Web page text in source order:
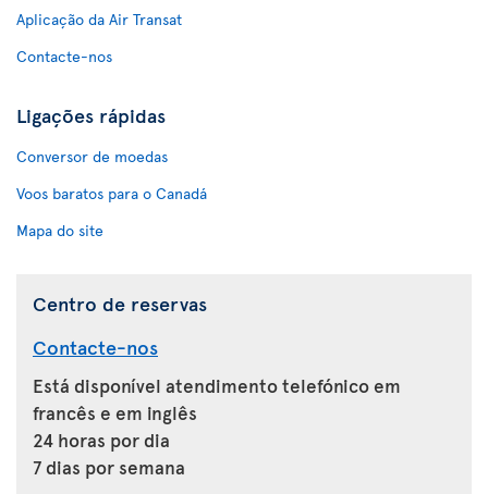
Aplicação da Air Transat
Contacte-nos
Ligações rápidas
Conversor de moedas
Voos baratos para o Canadá
Mapa do site
Centro de reservas
Contacte-nos
Está disponível atendimento telefónico em
francês e em inglês
24 horas por dia
7 dias por semana